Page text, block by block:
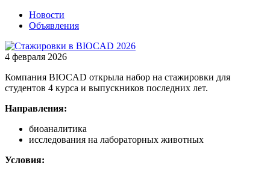
Новости
Объявления
4 февраля 2026
Компания BIOCAD открыла набор на стажировки для
студентов 4 курса и выпускников последних лет.
Направления:
биоаналитика
исследования на лабораторных животных
Условия: